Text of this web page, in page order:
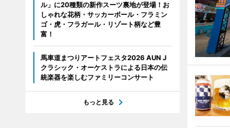
ル」に20種類の新作スーツ裏地が登場！お
しゃれな花柄・サッカーボール・フラミン
ゴ・虎・フラガール・リゾート柄など豊
富！
馬車道まつりアートフェスタ2026 AUN J
クラシック・オーケストラによる日本の伝
統楽器を楽しむファミリーコンサート
もっと見る